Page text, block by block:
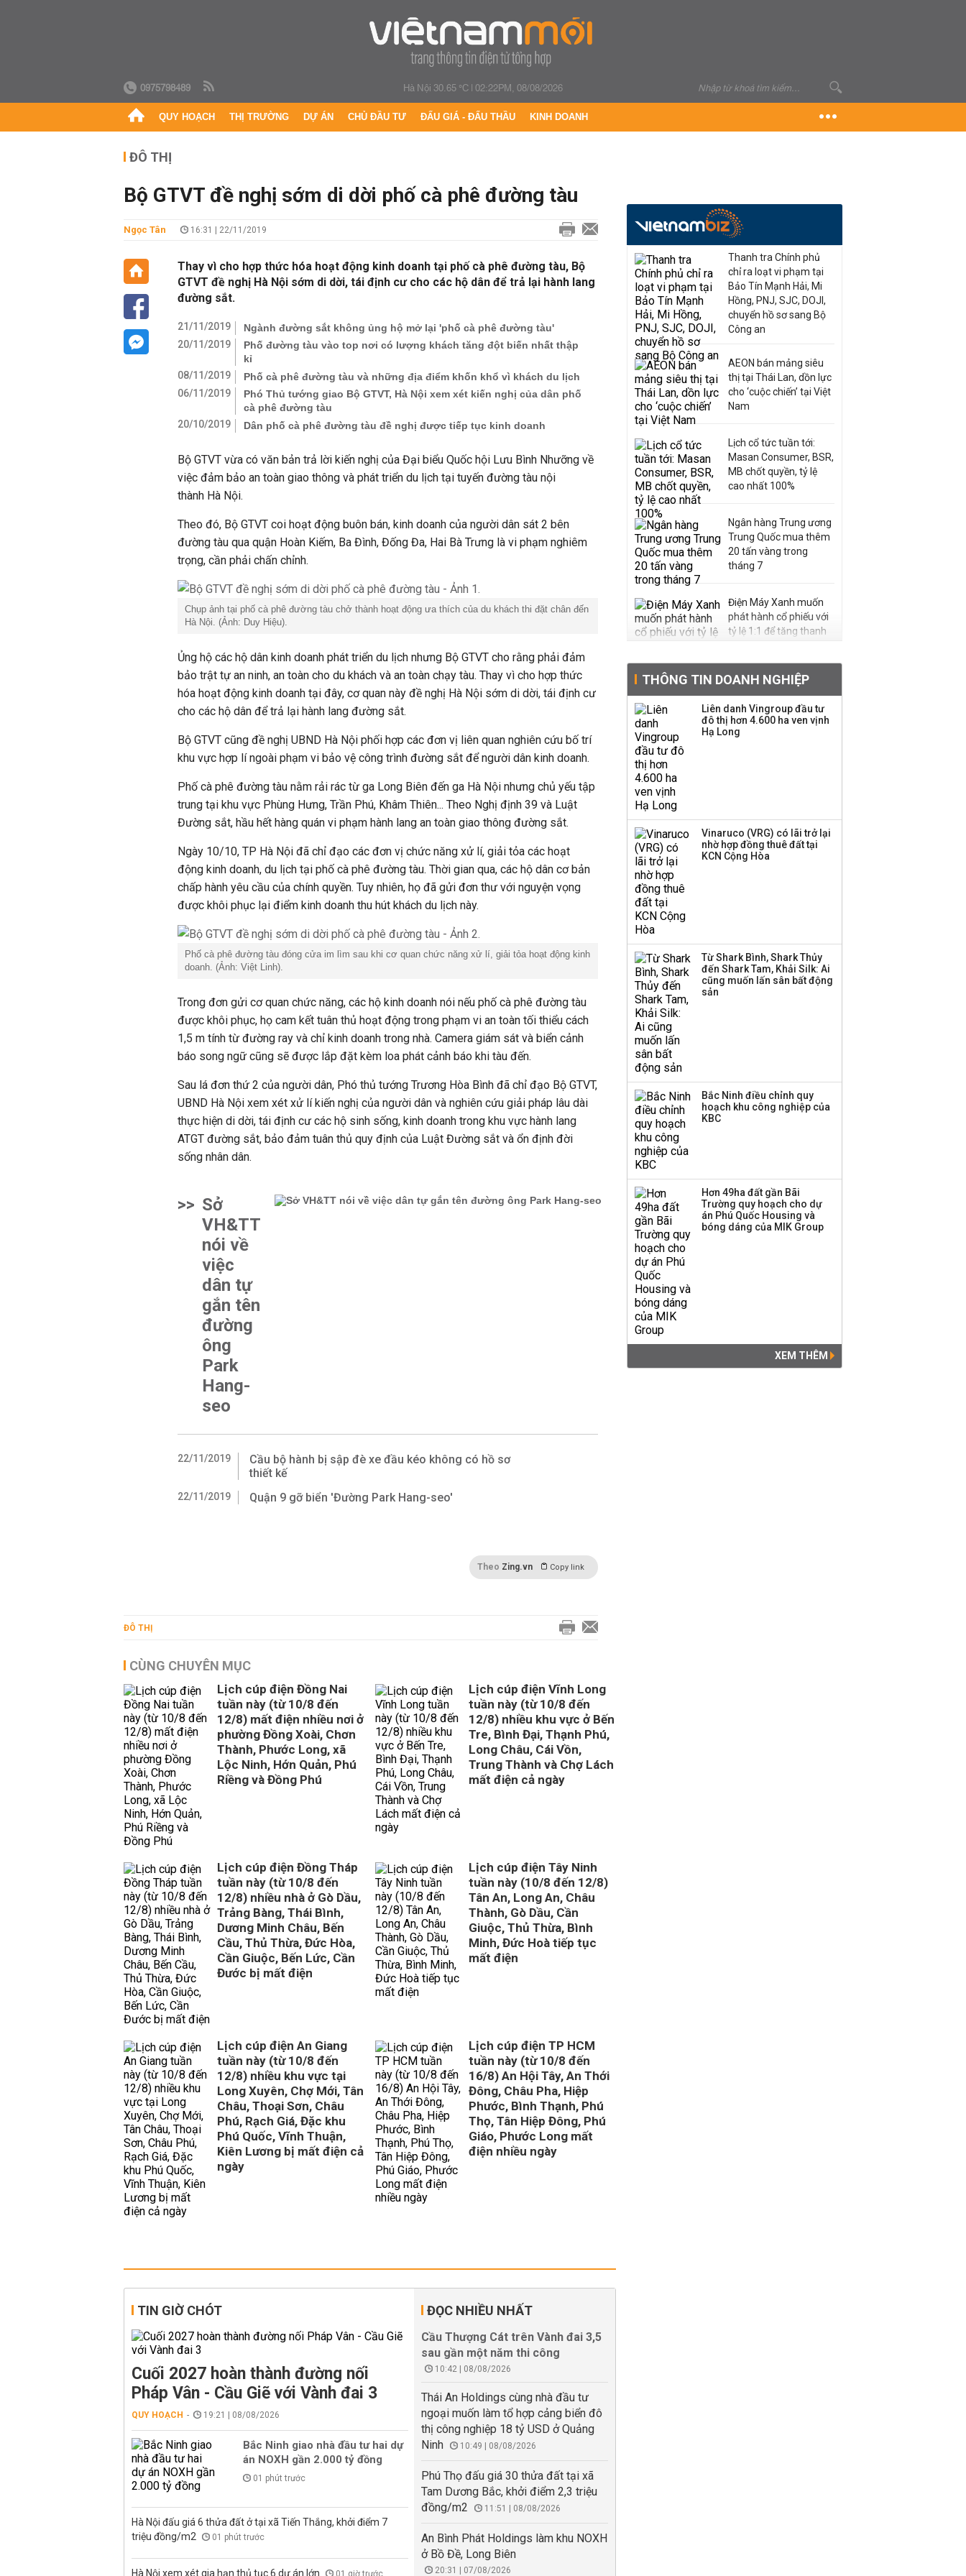
0975798489 Hà Nội 30.65 °C|02:22PM, 08/08/2026
QUY HOẠCH THỊ TRƯỜNG DỰ ÁN CHỦ ĐẦU TƯ ĐẤU GIÁ - ĐẤU THẦU KINH DOANH
ĐÔ THỊ
Bộ GTVT đề nghị sớm di dời phố cà phê đường tàu
Ngọc Tân 16:31 | 22/11/2019
Thay vì cho hợp thức hóa hoạt động kinh doanh tại phố cà phê đường tàu, Bộ
GTVT đề nghị Hà Nội sớm di dời, tái định cư cho các hộ dân để trả lại hành lang
đường sắt.
21/11/2019
Ngành đường sắt không ủng hộ mở lại 'phố cà phê đường tàu'
20/11/2019
Phố đường tàu vào top nơi có lượng khách tăng đột biến nhất thập
kỉ
08/11/2019
Phố cà phê đường tàu và những địa điểm khốn khổ vì khách du lịch
06/11/2019
Phó Thủ tướng giao Bộ GTVT, Hà Nội xem xét kiến nghị của dân phố
cà phê đường tàu
20/10/2019
Dân phố cà phê đường tàu đề nghị được tiếp tục kinh doanh
Bộ GTVT vừa có văn bản trả lời kiến nghị của Đại biểu Quốc hội Lưu Bình Nhưỡng về
việc đảm bảo an toàn giao thông và phát triển du lịch tại tuyến đường tàu nội
thành Hà Nội.
Theo đó, Bộ GTVT coi hoạt động buôn bán, kinh doanh của người dân sát 2 bên
đường tàu qua quận Hoàn Kiếm, Ba Đình, Đống Đa, Hai Bà Trưng là vi phạm nghiêm
trọng, cần phải chấn chỉnh.
Chụp ảnh tại phố cà phê đường tàu chở thành hoạt động ưa thích của du khách thi đặt chân đến
Hà Nội. (Ảnh: Duy Hiệu).
Ủng hộ các hộ dân kinh doanh phát triển du lịch nhưng Bộ GTVT cho rằng phải đảm
bảo trật tự an ninh, an toàn cho du khách và an toàn chạy tàu. Thay vì cho hợp thức
hóa hoạt động kinh doanh tại đây, cơ quan này đề nghị Hà Nội sớm di dời, tái định cư
cho các hộ dân để trả lại hành lang đường sắt.
Bộ GTVT cũng đề nghị UBND Hà Nội phối hợp các đơn vị liên quan nghiên cứu bố trí
khu vực hợp língoài phạm vi bảo vệ công trình đường sắt để người dân kinh doanh.
Phố cà phê đường tàu nằm rải rác từ ga Long Biên đến ga Hà Nội nhưng chủ yếu tập
trung tại khu vực Phùng Hưng, Trần Phú, Khâm Thiên... Theo Nghị định 39 và Luật
Đường sắt, hầu hết hàng quán vi phạm hành lang an toàn giao thông đường sắt.
Ngày 10/10, TP Hà Nội đã chỉ đạo các đơn vị chức năng xử lí, giải tỏa các hoạt
động kinh doanh, du lịch tại phố cà phê đường tàu. Thời gian qua, các hộ dân cơ bản
chấp hành yêu cầu của chính quyền. Tuy nhiên, họ đã gửi đơn thư với nguyện vọng
được khôi phục lại điểm kinh doanh thu hút khách du lịch này.
Phố cà phê đường tàu đóng cửa im lìm sau khi cơ quan chức năng xử lí, giải tỏa hoạt động kinh
doanh. (Ảnh: Việt Linh).
Trong đơn gửi cơ quan chức năng, các hộ kinh doanh nói nếu phố cà phê đường tàu
được khôi phục, họ cam kết tuân thủ hoạt động trong phạm vi an toàn tối thiểu cách
1,5 m tính từ đường ray và chỉ kinh doanh trong nhà. Camera giám sát và biển cảnh
báo song ngữ cũng sẽ được lắp đặt kèm loa phát cảnh báo khi tàu đến.
Sau lá đơn thứ 2 của người dân, Phó thủ tướng Trương Hòa Bình đã chỉ đạo Bộ GTVT,
UBND Hà Nội xem xét xử líkiến nghị của người dân và nghiên cứu giải pháp lâu dài
thực hiện di dời, tái định cư các hộ sinh sống, kinh doanh trong khu vực hành lang
ATGT đường sắt, bảo đảm tuân thủ quy định của Luật Đường sắt và ổn định đời
sống nhân dân.
>> Sở
VH&TT
nói về
việc
dân tự
gắn tên
đường
ông
Park
Hang-
seo
22/11/2019
Cầu bộ hành bị sập đè xe đầu kéo không có hồ sơ
thiết kế
22/11/2019 Quận 9 gỡ biển 'Đường Park Hang-seo'
Theo Zing.vn Copy link
ĐÔ THỊ
CÙNG CHUYÊN MỤC
Lịch cúp điện Đồng Nai
tuần này (từ 10/8 đến
12/8) mất điện nhiều nơi ở
phường Đồng Xoài, Chơn
Thành, Phước Long, xã
Lộc Ninh, Hớn Quản, Phú
Riềng và Đồng Phú
Lịch cúp điện Vĩnh Long
tuần này (từ 10/8 đến
12/8) nhiều khu vực ở Bến
Tre, Bình Đại, Thạnh Phú,
Long Châu, Cái Vồn,
Trung Thành và Chợ Lách
mất điện cả ngày
Lịch cúp điện Đồng Tháp
tuần này (từ 10/8 đến
12/8) nhiều nhà ở Gò Dầu,
Trảng Bàng, Thái Bình,
Dương Minh Châu, Bến
Cầu, Thủ Thừa, Đức Hòa,
Cần Giuộc, Bến Lức, Cần
Đước bị mất điện
Lịch cúp điện Tây Ninh
tuần này (10/8 đến 12/8)
Tân An, Long An, Châu
Thành, Gò Dầu, Cần
Giuộc, Thủ Thừa, Bình
Minh, Đức Hoà tiếp tục
mất điện
Lịch cúp điện An Giang
tuần này (từ 10/8 đến
12/8) nhiều khu vực tại
Long Xuyên, Chợ Mới, Tân
Châu, Thoại Sơn, Châu
Phú, Rạch Giá, Đặc khu
Phú Quốc, Vĩnh Thuận,
Kiên Lương bị mất điện cả
ngày
Lịch cúp điện TP HCM
tuần này (từ 10/8 đến
16/8) An Hội Tây, An Thới
Đông, Châu Pha, Hiệp
Phước, Bình Thạnh, Phú
Thọ, Tân Hiệp Đông, Phú
Giáo, Phước Long mất
điện nhiều ngày
TIN GIỜ CHÓT
Cuối 2027 hoàn thành đường nối
Pháp Vân - Cầu Giẽ với Vành đai 3
QUY HOẠCH 19:21 | 08/08/2026
Bắc Ninh giao nhà đầu tư hai dự
án NOXH gần 2.000 tỷ đồng
01 phút trước
Hà Nội đấu giá 6 thửa đất ở tại xã Tiến Thắng, khởi điểm 7
triệu đồng/m2
01 phút trước
Hà Nội xem xét gia hạn thủ tục 6 dự án lớn 01 giờ trước
ĐỌC NHIỀU NHẤT
Cầu Thượng Cát trên Vành đai 3,5
sau gần một năm thi công
10:42 | 08/08/2026
Thái An Holdings cùng nhà đầu tư
ngoại muốn làm tổ hợp cảng biển đô
thị công nghiệp 18 tỷ USD ở Quảng
Ninh
10:49 | 08/08/2026
Phú Thọ đấu giá 30 thửa đất tại xã
Tam Dương Bắc, khởi điểm 2,3 triệu
đồng/m2
11:51 | 08/08/2026
An Bình Phát Holdings làm khu NOXH
ở Bồ Đề, Long Biên
20:31 | 07/08/2026
Thanh tra Chính phủ
chỉ ra loạt vi phạm tại
Bảo Tín Mạnh Hải, Mi
Hồng, PNJ, SJC, DOJI,
chuyển hồ sơ sang Bộ
Công an
AEON bán mảng siêu
thị tại Thái Lan, dồn lực
cho ‘cuộc chiến’ tại Việt
Nam
Lịch cổ tức tuần tới:
Masan Consumer, BSR,
MB chốt quyền, tỷ lệ
cao nhất 100%
Ngân hàng Trung ương
Trung Quốc mua thêm
20 tấn vàng trong
tháng 7
Điện Máy Xanh muốn
phát hành cổ phiếu với
tỷ lệ 1:1 để tăng thanh
Sau nhịp điều chỉnh
mạnh, CTCK nhìn thấy
cơ hội ở nhóm cổ phiếu
nào?
hàng
TOP 10 ngân hàng lãi
Công ty 100 tỷ của
Huấn Hoa Hồng bỗng
dưng ‘biến mất’, một
THÔNG TIN DOANH NGHIỆP
Liên danh Vingroup đầu tư
đô thị hơn 4.600 ha ven vịnh
Hạ Long
Vinaruco (VRG) có lãi trở lại
nhờ hợp đồng thuê đất tại
KCN Cộng Hòa
Từ Shark Bình, Shark Thủy
đến Shark Tam, Khải Silk: Ai
cũng muốn lấn sân bất động
sản
Bắc Ninh điều chỉnh quy
hoạch khu công nghiệp của
KBC
Hơn 49ha đất gần Bãi
Trường quy hoạch cho dự
án Phú Quốc Housing và
bóng dáng của MIK Group
XEM THÊM